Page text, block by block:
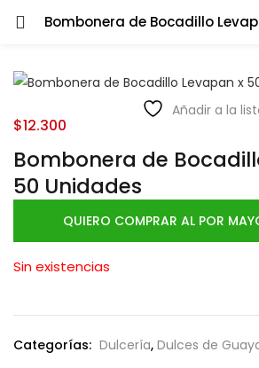
Añadir a la
Bombonera de
50 Unidades
$12.300
QUIERO COMPRAR AL POR
Sin existencias
Categorías: Dulcería, Dulces de
LOGIN
Ingresa tu correo y contraseña para
Recuérdame